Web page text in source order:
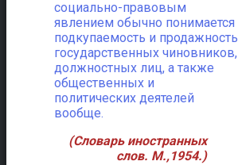
социально-правовым
явлением обычно понимается
подкупаемость и продажность
государственных чиновников,
должностных лиц, а также
общественных и
политических деятелей
вообще.
(Словарь иностранных
слов. М.,1954.)